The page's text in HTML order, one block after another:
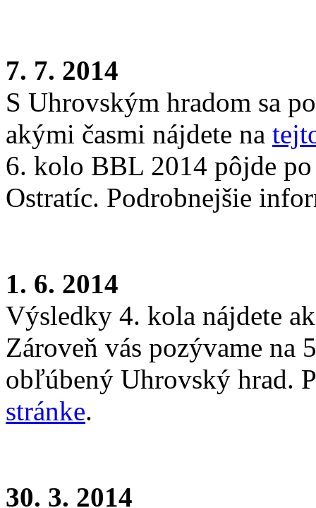
7. 7. 2014
S Uhrovským hradom sa
akými časmi nájdete na
6. kolo BBL 2014 pôjde
Ostratíc. Podrobnejšie
1. 6. 2014
Výsledky 4. kola nájdete
Zároveň vás pozývame
obľúbený Uhrovský hrad.
stránke.
30. 3. 2014